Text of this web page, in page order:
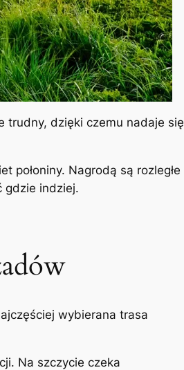
trudny, dzięki czemu nadaje się
połoniny. Nagrodą są rozległe
gdzie indziej.
wybierana trasa
Na szczycie czeka